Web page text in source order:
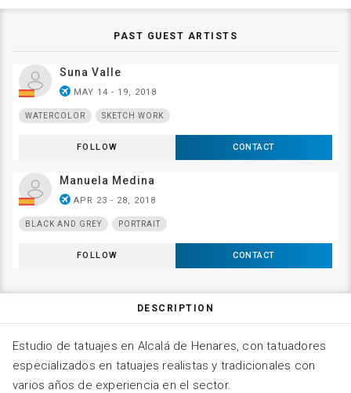
PAST GUEST ARTISTS
Suna Valle
airplanemode_active MAY 14 - 19, 2018
WATERCOLOR SKETCH WORK
FOLLOW CONTACT
Manuela Medina
airplanemode_active APR 23 - 28, 2018
BLACK AND GREY PORTRAIT
FOLLOW CONTACT
DESCRIPTION
Estudio de tatuajes en Alcalá de Henares, con tatuadores
especializados en tatuajes realistas y tradicionales con
varios años de experiencia en el sector.